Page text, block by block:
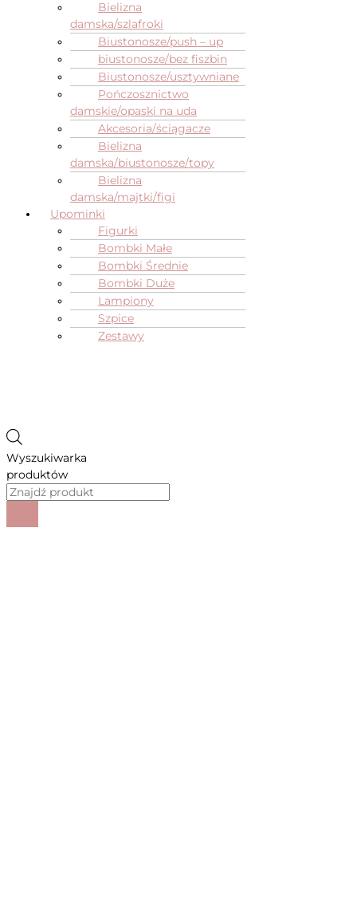
Bielizna
damska/szlafroki
Biustonosze/push – up
biustonosze/bez fiszbin
Biustonosze/usztywniane
Pończosznictwo
damskie/opaski na uda
Akcesoria/ściągacze
Bielizna
damska/biustonosze/topy
Bielizna
damska/majtki/figi
Upominki
Figurki
Bombki Małe
Bombki Średnie
Bombki Duże
Lampiony
Szpice
Zestawy
Wyszukiwarka
produktów